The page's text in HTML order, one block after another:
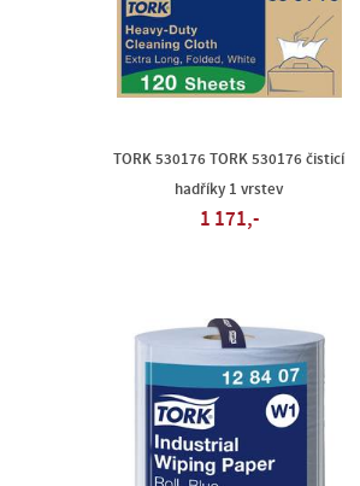
TORK 530176 TORK 530176 čisticí
hadříky 1 vrstev
1 171,-